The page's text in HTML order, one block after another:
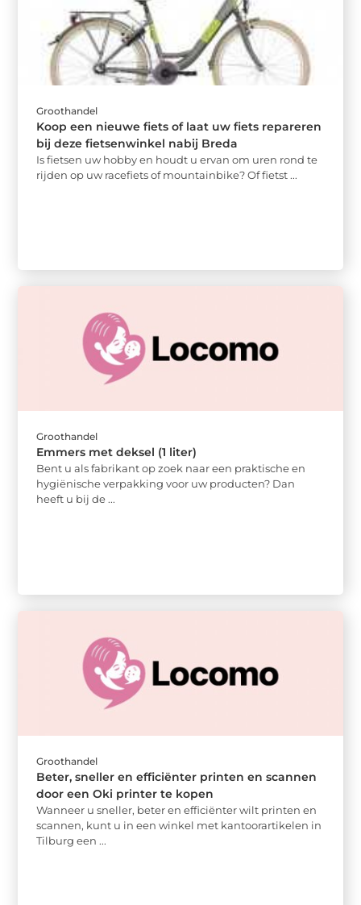
Groothandel
Koop een nieuwe fiets of laat uw fiets repareren
bij deze fietsenwinkel nabij Breda
Is fietsen uw hobby en houdt u ervan om uren rond te
rijden op uw racefiets of mountainbike? Of fietst ...
Groothandel
Emmers met deksel (1 liter)
Bent u als fabrikant op zoek naar een praktische en
hygiënische verpakking voor uw producten? Dan
heeft u bij de ...
Groothandel
Beter, sneller en efficiënter printen en scannen
door een Oki printer te kopen
Wanneer u sneller, beter en efficiënter wilt printen en
scannen, kunt u in een winkel met kantoorartikelen in
Tilburg een ...